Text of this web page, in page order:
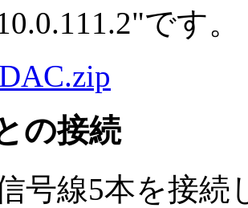
です。
の接続
号線5本を接続